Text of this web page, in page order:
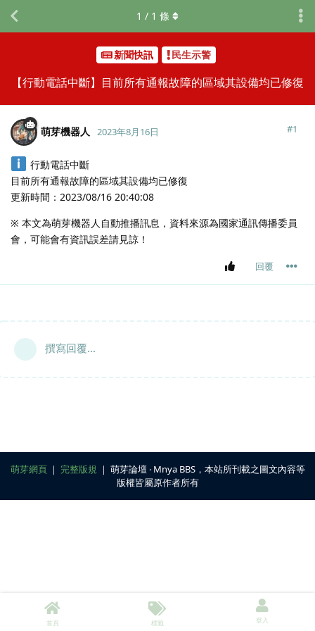
新聞快訊 民生示警
【行動電話中斷】目前所有通報故障的區域其設備均已修復
1 / 1 條
萌芽機器人 2023年8月16日 #1
行動電話中斷
目前所有通報故障的區域其設備均已修復
更新時間：2023/08/16 20:40:08
※ 本文為萌芽機器人自動推播訊息，資料來源為國家通訊傳播委員
會，可能會有資訊誤差請見諒！
回覆
撰寫回覆...
萌芽網頁｜ 完整版規 ｜ 萌芽論壇 ‧ Mnya BBS，本站所刊載之圖文內容等
版權皆屬原作者所有
首頁 標籤 登入